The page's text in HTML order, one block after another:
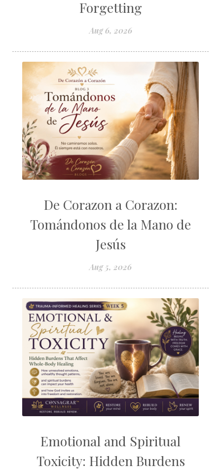
Forgetting
Aug 6, 2026
De Corazon a Corazon:
Tomándonos de la Mano de
Jesús
Aug 5, 2026
Emotional and Spiritual
Toxicity: Hidden Burdens